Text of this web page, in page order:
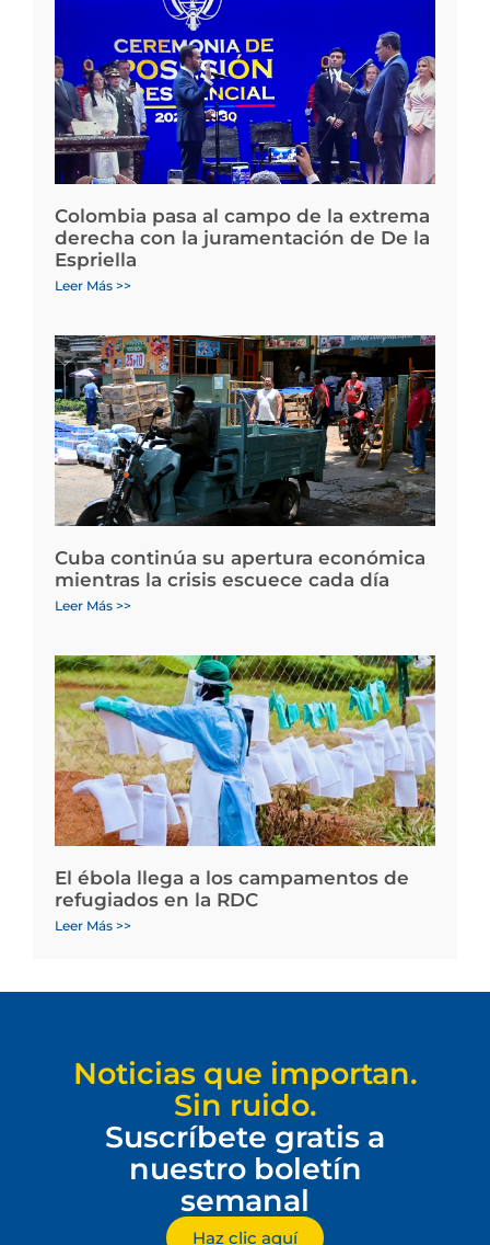
Colombia pasa al campo de la extrema
derecha con la juramentación de De la
Espriella
Leer Más >>
Cuba continúa su apertura económica
mientras la crisis escuece cada día
Leer Más >>
El ébola llega a los campamentos de
refugiados en la RDC
Leer Más >>
Noticias que importan.
Sin ruido.
Suscríbete gratis a
nuestro boletín
semanal
Haz clic aquí